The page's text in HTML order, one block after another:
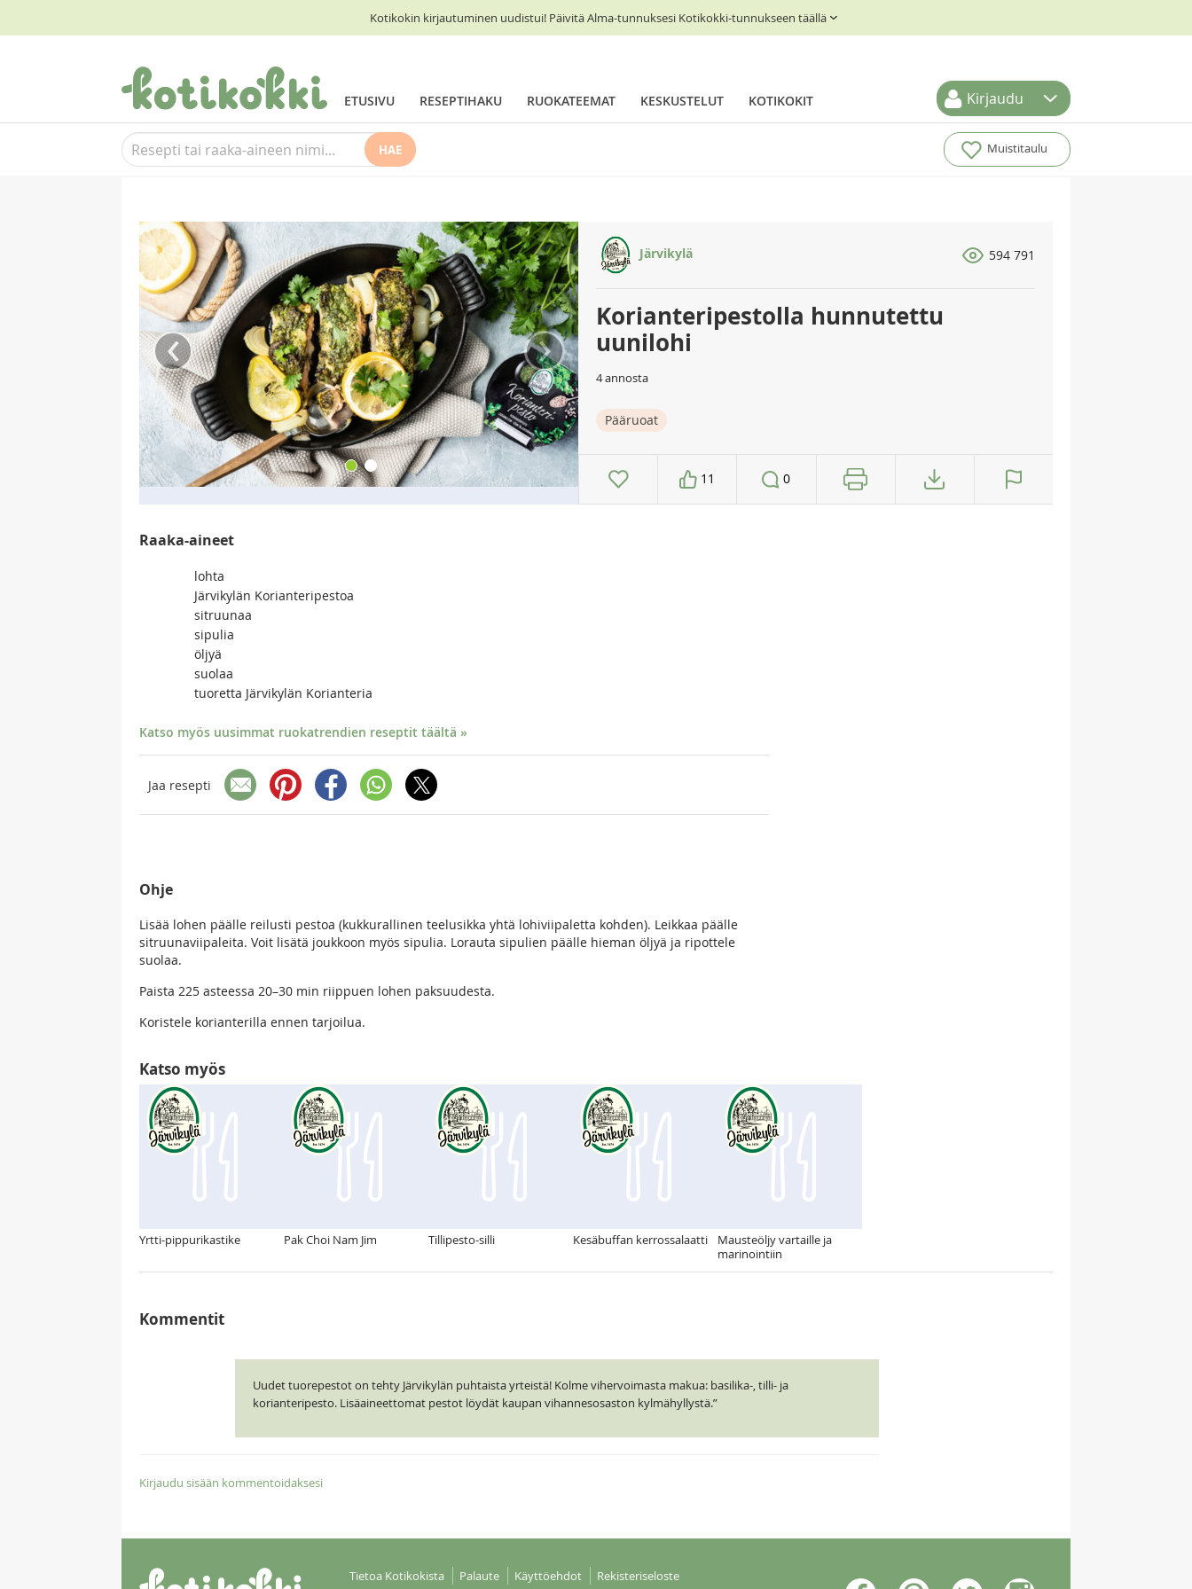
Kotikokin kirjautuminen uudistui! Päivitä Alma-tunnuksesi Kotikokki-tunnukseen täällä
ETUSIVU RESEPTIHAKU RUOKATEEMAT KESKUSTELUT KOTIKOKIT Kirjaudu
HAE Muistitaulu
‹ ›
Järvikylä 594 791
Korianteripestolla hunnutettu
uunilohi
4 annosta
Pääruoat
11 0
Raaka-aineet
lohta
Järvikylän Korianteripestoa
sitruunaa
sipulia
öljyä
suolaa
tuoretta Järvikylän Korianteria
Katso myös uusimmat ruokatrendien reseptit täältä »
Jaa resepti
Ohje
Lisää lohen päälle reilusti pestoa (kukkurallinen teelusikka yhtä lohiviipaletta kohden). Leikkaa päälle
sitruunaviipaleita. Voit lisätä joukkoon myös sipulia. Lorauta sipulien päälle hieman öljyä ja ripottele
suolaa.
Paista 225 asteessa 20–30 min riippuen lohen paksuudesta.
Koristele korianterilla ennen tarjoilua.
Katso myös
Yrtti-pippurikastike Pak Choi Nam Jim Tillipesto-silli Kesäbuffan kerrossalaatti
Mausteöljy vartaille ja
marinointiin
Kommentit
Uudet tuorepestot on tehty Järvikylän puhtaista yrteistä! Kolme vihervoimasta makua: basilika-, tilli- ja
korianteripesto. Lisäaineettomat pestot löydät kaupan vihannesosaston kylmähyllystä.”
Kirjaudu sisään kommentoidaksesi
Tietoa Kotikokista Palaute Käyttöehdot Rekisteriseloste